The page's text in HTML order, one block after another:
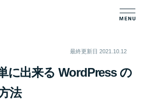
最終更新日 2021.10.12
に出来る WordPress の
法